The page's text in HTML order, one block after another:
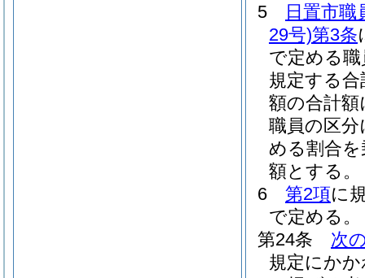
5
日置市職
29号)第3条
で定める
規定する
額の合計
職員の区
める割合
額とする。
6
第2項に
で定める。
第24条
次
規定にか